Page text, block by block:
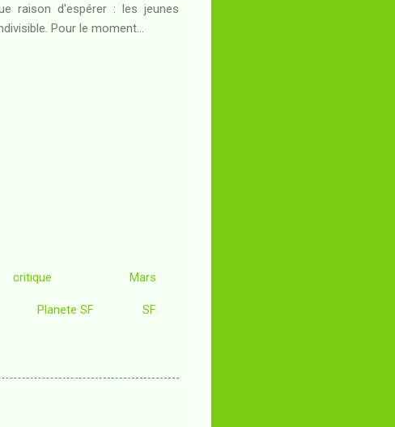
raison d'espérer : les jeunes
Pour le moment...
critique Mars
Planete SF SF